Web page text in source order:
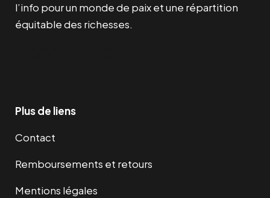
l’info pour un monde de paix et une répartition
équitable des richesses.
Plus de liens
Contact
Remboursements et retours
Mentions légales